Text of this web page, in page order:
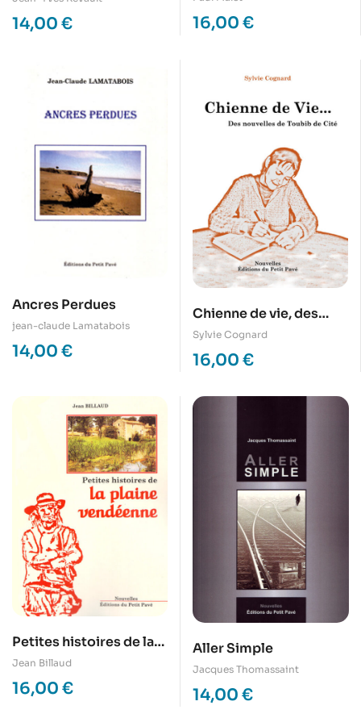
14,00 €
rural
16,00 €
Ancres Perdues
jean-claude Lamatabois
14,00 €
Chienne de vie, des
nouvelles du toubib de
cité
Sylvie Cognard
16,00 €
Petites histoires de la
plaine vendéenne
Jean Billaud
16,00 €
Aller Simple
Jacques Thomassaint
14,00 €